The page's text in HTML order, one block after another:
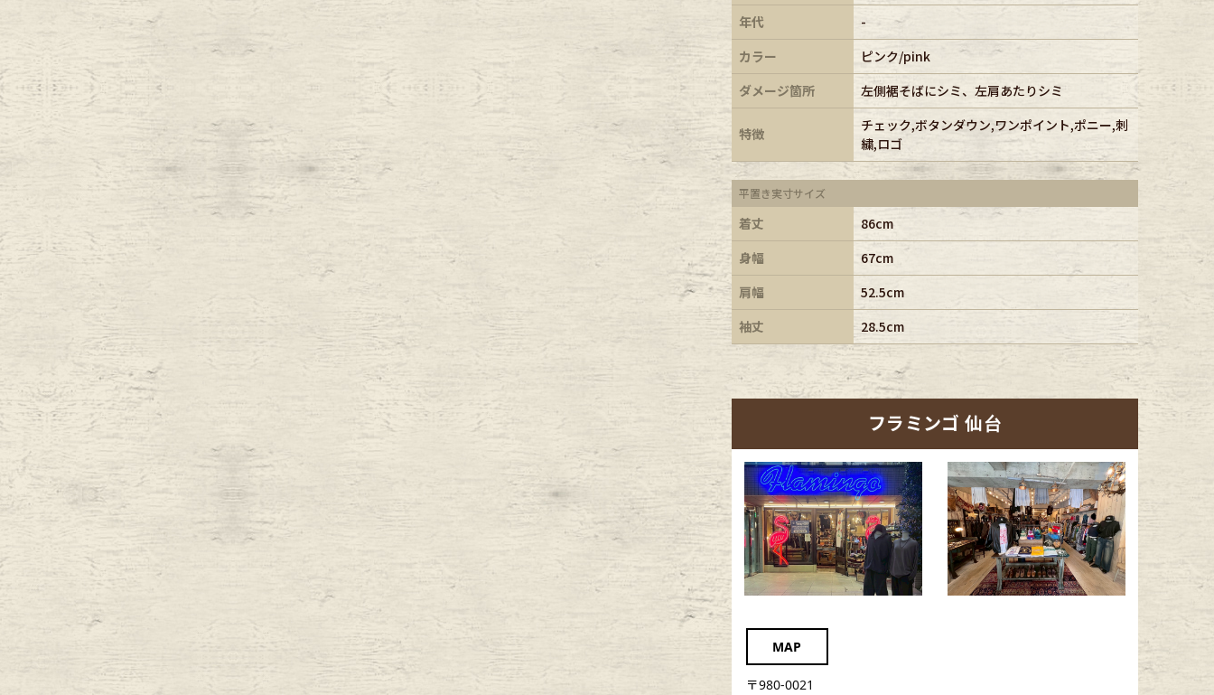
FAFATT
年代
-
カラー
ピンク/pink
ダメージ箇所
左側裾そばにシミ、左肩あたりシミ
特徴
チェック,ボタンダウン,ワンポイント,ポニー,刺
繍,ロゴ
平置き実寸サイズ
着丈
86cm
身幅
67cm
肩幅
52.5cm
袖丈
28.5cm
フラミンゴ 仙台
MAP
〒980-0021